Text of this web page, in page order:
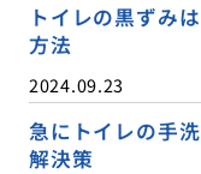
トイレの黒ずみ
方法
2024.09.23
急にトイレの手
解決策